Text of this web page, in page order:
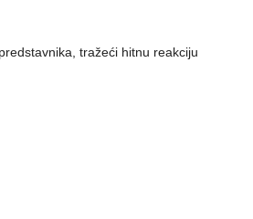
tražeći hitnu reakciju